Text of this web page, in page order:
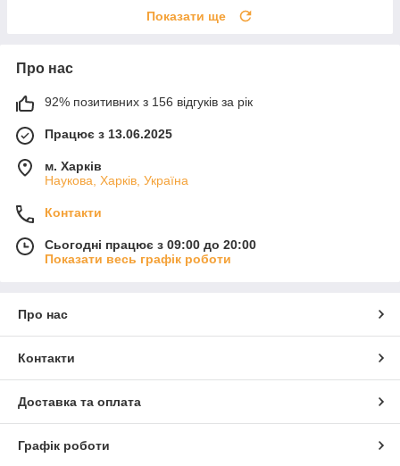
Показати ще
Про нас
92% позитивних з 156 відгуків за рік
Працює з 13.06.2025
м. Харків
Наукова, Харків, Україна
Контакти
Сьогодні працює з 09:00 до 20:00
Показати весь графік роботи
Про нас
Контакти
Доставка та оплата
Графік роботи